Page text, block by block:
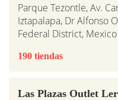
Parque Tezontle, Av.
Iztapalapa, Dr Alfonso
Federal District, Mexico
190 tiendas
Las Plazas Outlet